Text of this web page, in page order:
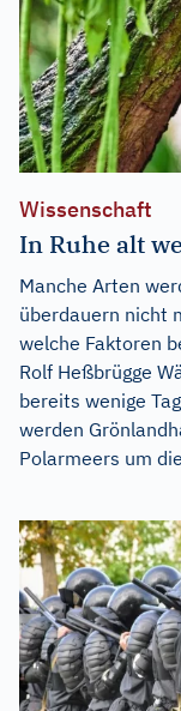
Wissenschaft
In Ruhe alt
Manche Arten
überdauern nicht
welche Faktoren
Rolf Heßbrügge
bereits wenige
werden
Polarmeers um